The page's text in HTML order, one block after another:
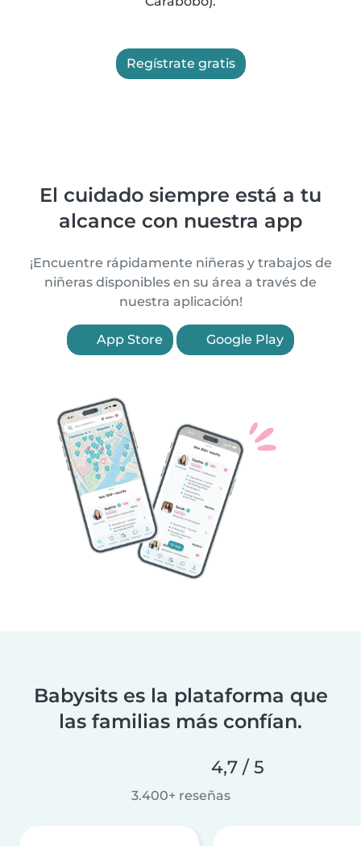
Regístrate gratis
El cuidado siempre está a tu
alcance con nuestra app
¡Encuentre rápidamente niñeras y trabajos de
niñeras disponibles en su área a través de
nuestra aplicación!
App Store Google Play
Babysits es la plataforma que
las familias más confían.
4,7 / 5
3.400+ reseñas